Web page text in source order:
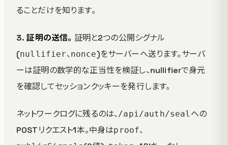
ることだけを知ります。
3. 証明の送信。 証明と2つの公開シグナル
(nullifier、nonce)をサーバーへ送ります。サーバ
ーは証明の数学的な正当性を検証し、nullifierで身元
を確認してセッションクッキーを発行します。
ネットワークログに残るのは、 /api/auth/seal への
POSTリクエスト1本。中身はproof、